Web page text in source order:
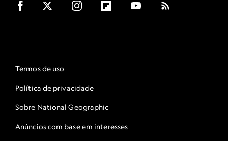
Termos de uso
Política de privacidade
Sobre National Geographic
Anúncios com base em interesses